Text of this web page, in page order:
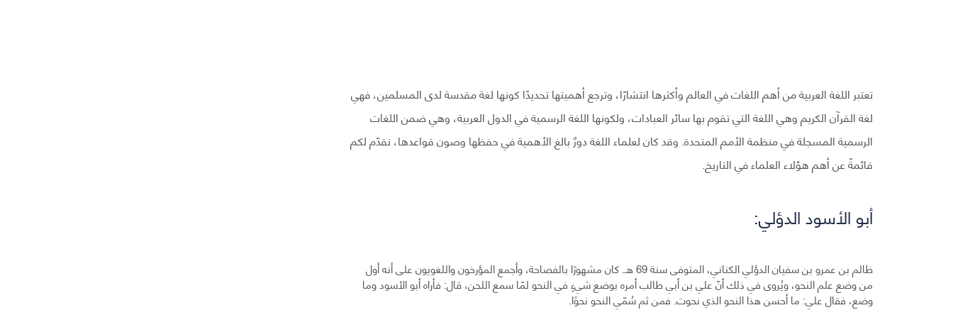
تعتبر اللغة العربية من أهم اللغات في العالم وأكثرها انتشارًا، وترجع أهميتها تحديدًا كونها لغة مقدسة لدى المسلمين، فهي
لغة القرآن الكريم وهي اللغة التي تقوم بها سائر العبادات، ولكونها اللغة الرسمية في الدول العربية، وهي ضمن اللغات
الرسمية المسجلة في منظمة الأمم المتحدة. وقد كان لعلماء اللغة دورٌ بالغ الأهمية في حفظها وصون قواعدها، نقدّم لكم
قائمةً عن أهم هؤلاء العلماء في التاريخ.
أبو الأسود الدؤلي:
ظالم بن عمرو بن سفيان الدؤلي الكناني، المتوفى سنة 69 هـ. كان مشهورًا بالفصاحة، وأجمع المؤرخون واللغويون على أنه أول
من وضع علم النحو، ويُروى في ذلك أنّ علي بن أبي طالب أمره بوضع شيءٍ في النحو لمّا سمع اللحن، قال: فأراه أبو الأسود وما
وضع، فقال علي: ما أحسن هذا النحو الذي نحوت. فمن ثم سُمّي النحو نحوًا.